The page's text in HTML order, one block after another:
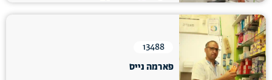
13488
פארמה נייס